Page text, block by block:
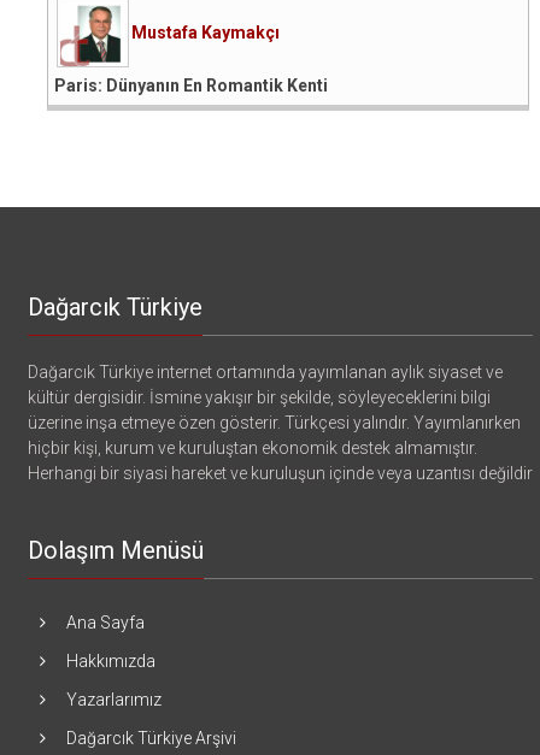
Mustafa Kaymakçı
Paris: Dünyanın En Romantik Kenti
Dağarcık Türkiye
Dağarcık Türkiye internet ortamında yayımlanan aylık siyaset ve
kültür dergisidir. İsmine yakışır bir şekilde, söyleyeceklerini bilgi
üzerine inşa etmeye özen gösterir. Türkçesi yalındır. Yayımlanırken
hiçbir kişi, kurum ve kuruluştan ekonomik destek almamıştır.
Herhangi bir siyasi hareket ve kuruluşun içinde veya uzantısı değildir
Dolaşım Menüsü
Ana Sayfa
Hakkımızda
Yazarlarımız
Dağarcık Türkiye Arşivi